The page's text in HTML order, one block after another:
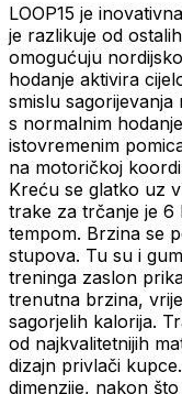
LOOP15 je
je razlikuje od
omogućuju
hodanje aktivira
smislu
s normalnim
istovremenim
na motoričkoj
Kreću se glatko uz
trake za trčanje je
tempom. Brzina se
stupova. Tu su i
treninga zaslon
trenutna brzina,
sagorjelih kalorija.
od najkvalitetnijih
dizajn privlači
dimenzije, nakon